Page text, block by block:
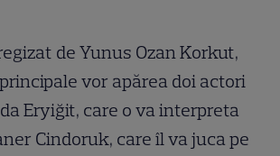
de Yunus Ozan Korkut,
vor apărea doi actori
Eryiğit, care o va interpreta
Cindoruk, care îl va juca pe